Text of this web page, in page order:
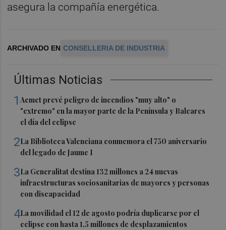
Últimas Noticias
1Aemet prevé peligro de incendios "muy alto" o
"extremo" en la mayor parte de la Península y Baleares
el día del eclipse
2La Biblioteca Valenciana conmemora el 750 aniversario
del legado de Jaume I
3La Generalitat destina 132 millones a 24 nuevas
infraestructuras sociosanitarias de mayores y personas
con discapacidad
4La movilidad el 12 de agosto podría duplicarse por el
eclipse con hasta 1,5 millones de desplazamientos
asegura la compañía energética.
ARCHIVADO EN CONSELLERIA DE INDUSTRIA